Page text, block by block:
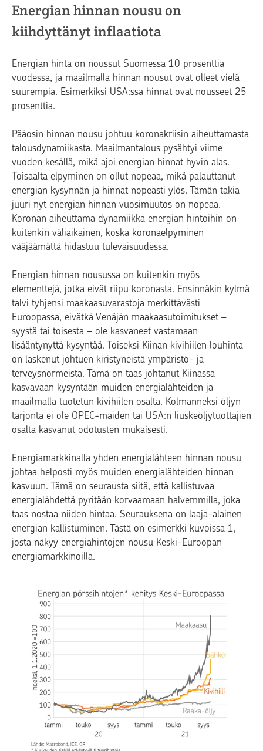
Energian hinnan nousu on
kiihdyttänyt inflaatiota
Energian hinta on noussut Suomessa 10 prosenttia
vuodessa, ja maailmalla hinnan nousut ovat olleet vielä
suurempia. Esimerkiksi USA:ssa hinnat ovat nousseet 25
prosenttia.
Pääosin hinnan nousu johtuu koronakriisin aiheuttamasta
talousdynamiikasta. Maailmantalous pysähtyi viime
vuoden kesällä, mikä ajoi energian hinnat hyvin alas.
Toisaalta elpyminen on ollut nopeaa, mikä palauttanut
energian kysynnän ja hinnat nopeasti ylös. Tämän takia
juuri nyt energian hinnan vuosimuutos on nopeaa.
Koronan aiheuttama dynamiikka energian hintoihin on
kuitenkin väliaikainen, koska koronaelpyminen
vääjäämättä hidastuu tulevaisuudessa.
Energian hinnan nousussa on kuitenkin myös
elementtejä, jotka eivät riipu koronasta. Ensinnäkin kylmä
talvi tyhjensi maakaasuvarastoja merkittävästi
Euroopassa, eivätkä Venäjän maakaasutoimitukset –
syystä tai toisesta – ole kasvaneet vastamaan
lisääntynyttä kysyntää. Toiseksi Kiinan kivihiilen louhinta
on laskenut johtuen kiristyneistä ympäristö- ja
terveysnormeista. Tämä on taas johtanut Kiinassa
kasvavaan kysyntään muiden energialähteiden ja
maailmalla tuotetun kivihiilen osalta. Kolmanneksi öljyn
tarjonta ei ole OPEC-maiden tai USA:n liuskeöljytuottajien
osalta kasvanut odotusten mukaisesti.
Energiamarkkinalla yhden energialähteen hinnan nousu
johtaa helposti myös muiden energialähteiden hinnan
kasvuun. Tämä on seurausta siitä, että kallistuvaa
energialähdettä pyritään korvaamaan halvemmilla, joka
taas nostaa niiden hintaa. Seurauksena on laaja-alainen
energian kallistuminen. Tästä on esimerkki kuvoissa 1,
josta näkyy energiahintojen nousu Keski-Euroopan
energiamarkkinoilla.